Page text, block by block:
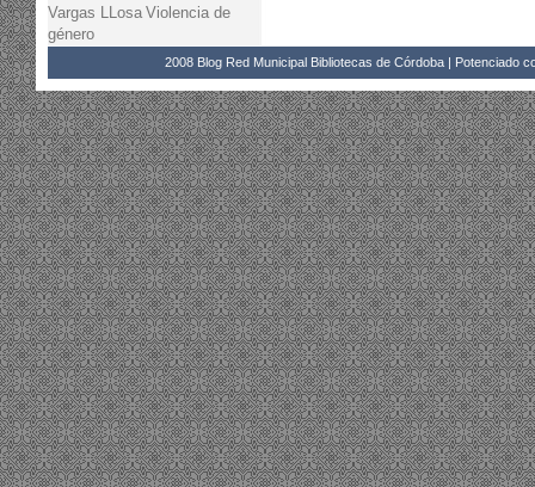
Vargas LLosa Violencia de
género
2008 Blog Red Municipal Bibliotecas de Córdoba | Potenciado